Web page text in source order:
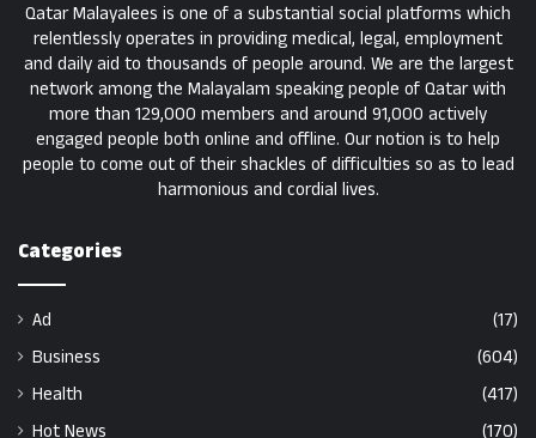
Qatar Malayalees is one of a substantial social platforms which
relentlessly operates in providing medical, legal, employment
and daily aid to thousands of people around. We are the largest
network among the Malayalam speaking people of Qatar with
more than 129,000 members and around 91,000 actively
engaged people both online and offline. Our notion is to help
people to come out of their shackles of difficulties so as to lead
harmonious and cordial lives.
Categories
Ad
(17)
Business
(604)
Health
(417)
Hot News
(170)